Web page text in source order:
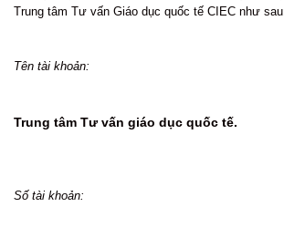
Trung tâm Tư vấn Giáo dục quốc tế CIEC như
Tên tài khoản:
Trung tâm Tư vấn giáo dục quốc tế.
Số tài khoản: